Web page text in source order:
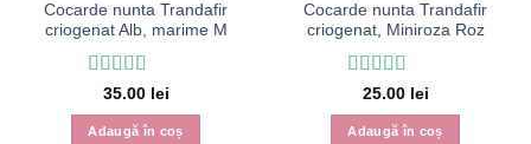
Cocarde nunta Trandafir
criogenat Alb, marime M
Evaluat la5
din 5
35.00 lei
Adaugă în coș
Cocarde nunta Trandafir
criogenat, Miniroza Roz
Evaluat la5
din 5
25.00 lei
Adaugă în coș